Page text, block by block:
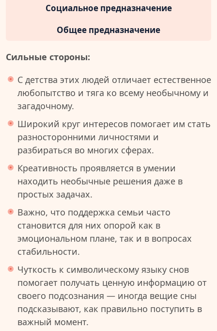
Социальное предназначение
Общее предназначение
Сильные стороны:
С детства этих людей отличает естественное
любопытство и тяга ко всему необычному и
загадочному.
Широкий круг интересов помогает им стать
разносторонними личностями и
разбираться во многих сферах.
Креативность проявляется в умении
находить необычные решения даже в
простых задачах.
Важно, что поддержка семьи часто
становится для них опорой как в
эмоциональном плане, так и в вопросах
стабильности.
Чуткость к символическому языку снов
помогает получать ценную информацию от
своего подсознания — иногда вещие сны
подсказывают, как правильно поступить в
важный момент.